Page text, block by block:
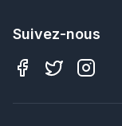
Suivez-nous